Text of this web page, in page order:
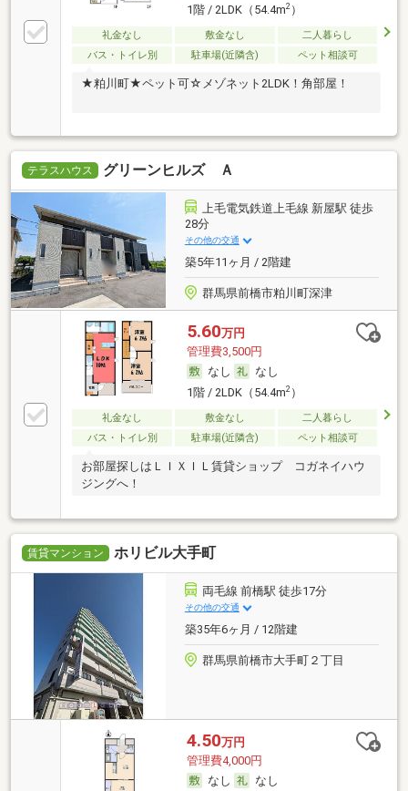
1階 / 2LDK（54.4m2）
礼金なし 敷金なし
二人暮らし
バス・トイレ別
駐車場(近隣含) ペット相談可
★粕川町★ペット可☆メゾネット2LDK！角部屋！
テラスハウス グリーンヒルズ Ａ
上毛電気鉄道上毛線 新屋駅 徒歩
28分
その他の交通
築5年11ヶ月 / 2階建
群馬県前橋市粕川町深津
5.60万円
管理費3,500円
なし
なし
1階 / 2LDK（54.4m2）
礼金なし 敷金なし
二人暮らし
バス・トイレ別
駐車場(近隣含) ペット相談可
お部屋探しはＬＩＸＩＬ賃貸ショップ コガネイハウ
ジングへ！
賃貸マンション ホリビル大手町
両毛線 前橋駅 徒歩17分
その他の交通
築35年6ヶ月 / 12階建
群馬県前橋市大手町２丁目
4.50万円
管理費4,000円
なし
なし